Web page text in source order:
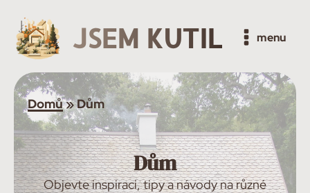
JSEM KUTIL menu
Domů»Dům
Dům
Objevte inspiraci, tipy a návody na různé